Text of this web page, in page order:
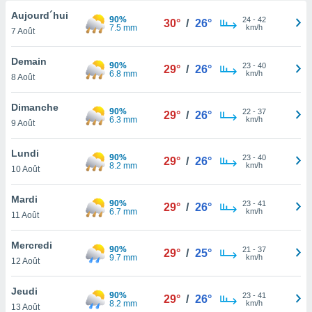
et
»,
au
vous
qu'ils
ou
de
ainsi
un
du
Aujourd´hui
7 Août
90%
7.5 mm
30° / 26° 24- 42
km/h
Demain
8 Août
90%
6.8 mm
29° / 26° 23- 40
km/h
Dimanche
9 Août
90%
6.3 mm
29° / 26° 22- 37
km/h
Lundi
10 Août
90%
8.2 mm
29° / 26° 23- 40
km/h
Mardi
11 Août
90%
6.7 mm
29° / 26° 23- 41
km/h
Mercredi
12 Août
90%
9.7 mm
29° / 25° 21 - 37
km/h
Jeudi
13 Août
90%
8.2 mm
29° / 26° 23- 41
km/h